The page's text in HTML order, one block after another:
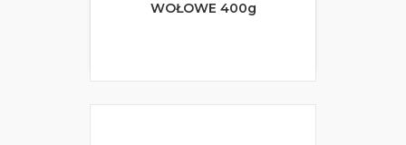
WOŁOWE 400g